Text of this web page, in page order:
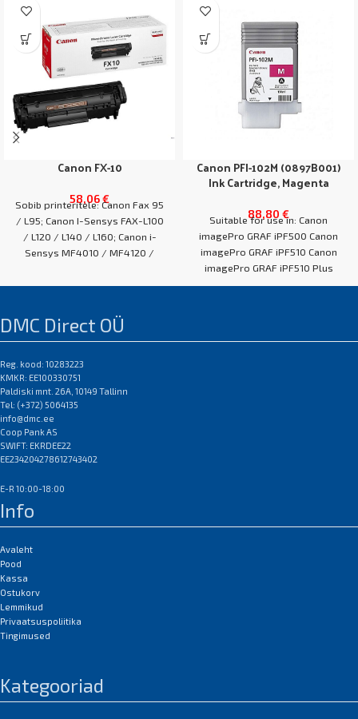
Canon FX-10
58,06€
Sobib printeritele: Canon Fax 95
/ L95; Canon I-Sensys FAX-L100
/ L120 / L140 / L160; Canon i-
Sensys MF4010 / MF4120 /
MF4270 / MF4320d / MF4330d /
MF4370dn / MF4380dn /
MF4660PL / MF4690PL; Canon
MF4150 / MF4270 / MF4690 PL;
Canon Laserbase MF4100 /
MF4140 / MF4150 / MF4270 /
MF4690 PL; Canon PC-D440 /
Canon PFI-102M (0897B001)
Ink Cartridge, Magenta
88,80 €
Suitable for use in: Canon
imagePro GRAF iPF500 Canon
imagePro GRAF iPF510 Canon
imagePro GRAF iPF510 Plus
Canon imagePro GRAF
DMC Direct OÜ
Reg. kood: 10283223
KMKR: EE100330751
Paldiski mnt. 26A, 10149 Tallinn
Tel: (+372) 5064135
info@dmc.ee
Coop Pank AS
SWIFT: EKRDEE22
EE234204278612743402
E-R 10:00-18:00
Info
Avaleht
Pood
Kassa
Ostukorv
Lemmikud
Privaatsuspoliitika
Tingimused
Kategooriad